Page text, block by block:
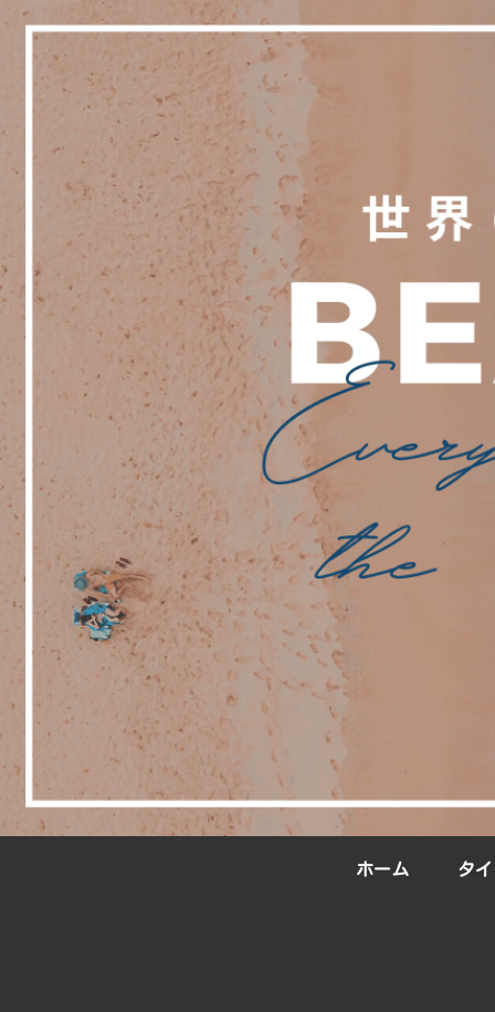
ホーム タイ